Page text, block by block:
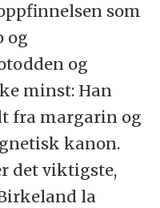
Society (det
De mente
at Birkeland var
Det ble derfor
til å
ble tent på
for
Notodden og
som
og
og
minst: Han
fra margarin og
kanon.
det viktigste,
la